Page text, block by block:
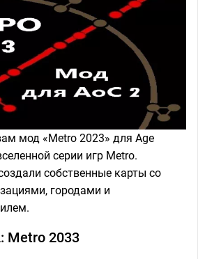
мод «Metro 2023» для Age
серии игр Metro.
собственные карты со
городами и
Metro 2033